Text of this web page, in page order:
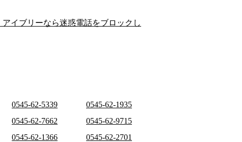
イブリーなら迷惑電話をブロックし
0545-62-5339
0545-62-1935
0545-62-7662
0545-62-9715
0545-62-1366
0545-62-2701